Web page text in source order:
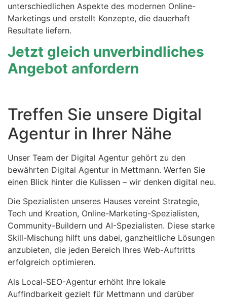
unterschiedlichen Aspekte des modernen Online-
Marketings und erstellt Konzepte, die dauerhaft
Resultate liefern.
Jetzt gleich unverbindliches
Angebot anfordern
Treffen Sie unsere Digital
Agentur in Ihrer Nähe
Unser Team der Digital Agentur gehört zu den
bewährten Digital Agentur in Mettmann. Werfen Sie
einen Blick hinter die Kulissen – wir denken digital neu.
Die Spezialisten unseres Hauses vereint Strategie,
Tech und Kreation, Online-Marketing-Spezialisten,
Community-Buildern und AI-Spezialisten. Diese starke
Skill-Mischung hilft uns dabei, ganzheitliche Lösungen
anzubieten, die jeden Bereich Ihres Web-Auftritts
erfolgreich optimieren.
Als Local-SEO-Agentur erhöht Ihre lokale
Auffindbarkeit gezielt für Mettmann und darüber